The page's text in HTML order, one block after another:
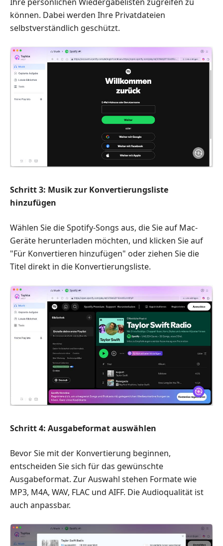
Ihre persönlichen Wiedergabelisten zugreifen zu
können. Dabei werden Ihre Privatdateien
selbstverständlich geschützt.
Schritt 3: Musik zur Konvertierungsliste
hinzufügen
Wählen Sie die Spotify-Songs aus, die Sie auf Mac-
Geräte herunterladen möchten, und klicken Sie auf
"Für Konvertieren hinzufügen" oder ziehen Sie die
Titel direkt in die Konvertierungsliste.
Schritt 4: Ausgabeformat auswählen
Bevor Sie mit der Konvertierung beginnen,
entscheiden Sie sich für das gewünschte
Ausgabeformat. Zur Auswahl stehen Formate wie
MP3, M4A, WAV, FLAC und AIFF. Die Audioqualität ist
auch anpassbar.